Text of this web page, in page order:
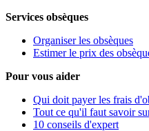
Services obsèques
Organiser les obsèques
Estimer le prix des
Pour vous aider
Qui doit payer les frais
Tout ce qu'il faut savoir
10 conseils d'expert